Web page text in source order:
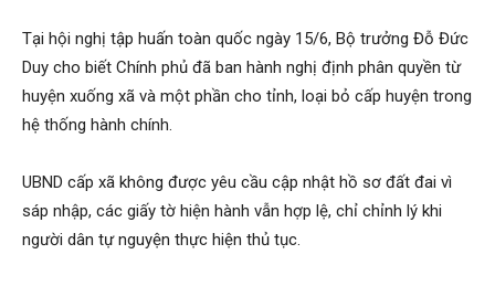
Tại hội nghị tập huấn toàn quốc ngày 15/6, Bộ trưởng Đỗ Đức
Duy cho biết Chính phủ đã ban hành nghị định phân quyền từ
huyện xuống xã và một phần cho tỉnh, loại bỏ cấp huyện trong
hệ thống hành chính.
UBND cấp xã không được yêu cầu cập nhật hồ sơ đất đai vì
sáp nhập, các giấy tờ hiện hành vẫn hợp lệ, chỉ chỉnh lý khi
người dân tự nguyện thực hiện thủ tục.